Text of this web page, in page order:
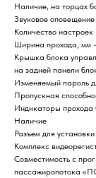
Home
Наличие, на торцах
Звуковое
Количество настроек
Ширина прохода, мм
Крышка блока
на задней панели
Изменяемый пароль
Пропускная
Индикаторы прохода
Наличие
Разъем для
Комплекс
Совместимость с
пассажиропотока